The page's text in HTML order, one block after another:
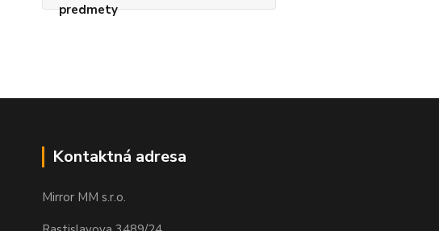
Kontaktná adresa
Mirror MM s.r.o.